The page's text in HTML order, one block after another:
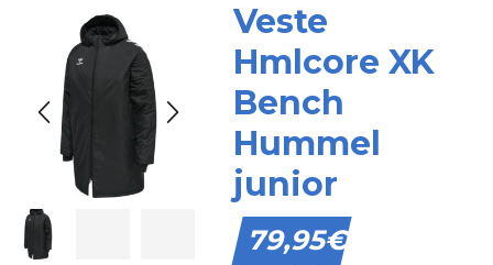
Veste
Hmlcore XK
Bench
Hummel
junior
79,95€